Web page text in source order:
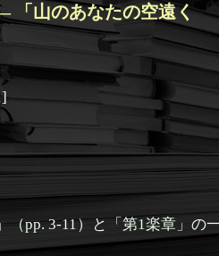
山のあなたの空遠く
（pp. 3-11）と「第1楽章」の